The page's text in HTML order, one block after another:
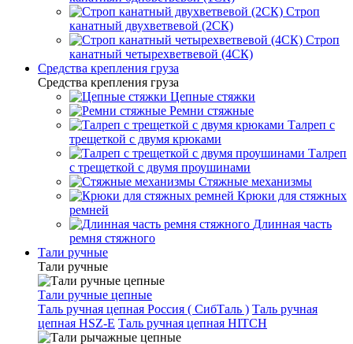
Строп
канатный двухветвевой (2СК)
Строп
канатный четырехветвевой (4СК)
Средства крепления груза
Средства крепления груза
Цепные стяжки
Ремни стяжные
Талреп с
трещеткой с двумя крюками
Талреп
с трещеткой с двумя проушинами
Стяжные механизмы
Крюки для стяжных
ремней
Длинная часть
ремня стяжного
Тали ручные
Тали ручные
Тали ручные цепные
Таль ручная цепная Россия ( СибТаль ) Таль ручная
цепная HSZ-E Таль ручная цепная HITCH